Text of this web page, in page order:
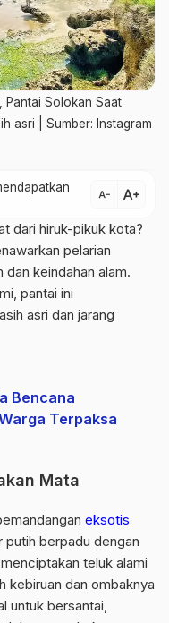
Pantai Solokan Saat
asri | Sumber: Instagram
text_decrease text_increase
dari hiruk-pikuk kota?
pelarian
keindahan alam.
pantai ini
asri dan jarang
Bencana
Terpaksa
Mata
eksotis
putih berpadu dengan
teluk alami
kebiruan dan ombaknya
untuk bersantai,